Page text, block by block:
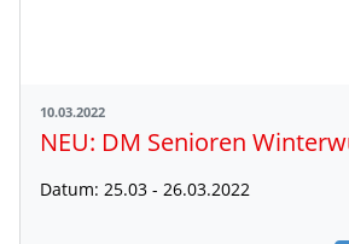
10.03.2022
Datum: 25.03 - 26.03.2022